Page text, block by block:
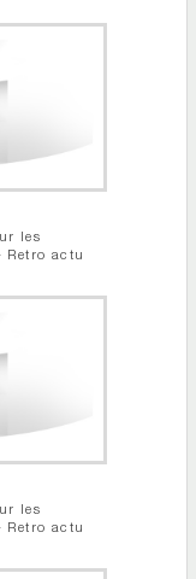
les
Retro actu
les
Retro actu